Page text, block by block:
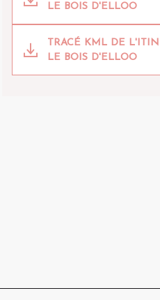
LE BOIS D'ELLOO
TRACÉ KML DE
LE BOIS D'ELLOO